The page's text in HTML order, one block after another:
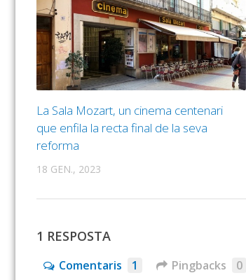
La Sala Mozart, un cinema centenari
que enfila la recta final de la seva
reforma
18 GEN., 2023
1 RESPOSTA
Comentaris 1 Pingbacks 0